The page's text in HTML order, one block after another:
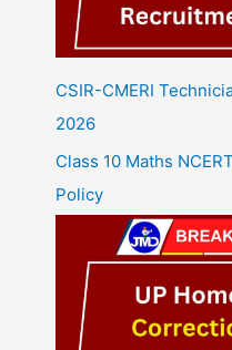
CSIR-CMERI
2026
Class 10 Maths
Policy